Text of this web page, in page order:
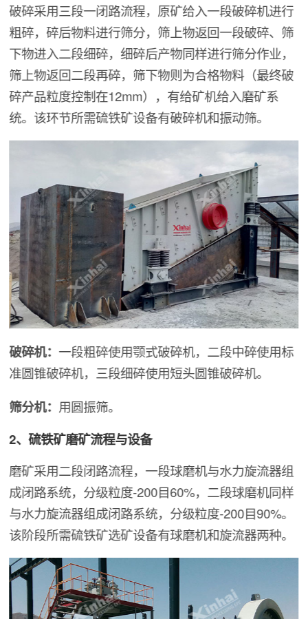
破碎采用三段一闭路流程，原矿给入一段破碎机进行
粗碎，碎后物料进行筛分，筛上物返回一段破碎、筛
下物进入二段细碎，细碎后产物同样进行筛分作业，
筛上物返回二段再碎，筛下物则为合格物料（最终破
碎产品粒度控制在12mm），有给矿机给入磨矿系
统。该环节所需硫铁矿设备有破碎机和振动筛。
破碎机：一段粗碎使用颚式破碎机，二段中碎使用标
准圆锥破碎机，三段细碎使用短头圆锥破碎机。
筛分机： 用圆振筛。
2、硫铁矿磨矿流程与设备
磨矿采用二段闭路流程，一段球磨机与水力旋流器组
成闭路系统，分级粒度-200目60%，二段球磨机同样
与水力旋流器组成闭路系统，分级粒度-200目90%。
该阶段所需硫铁矿选矿设备有球磨机和旋流器两种。